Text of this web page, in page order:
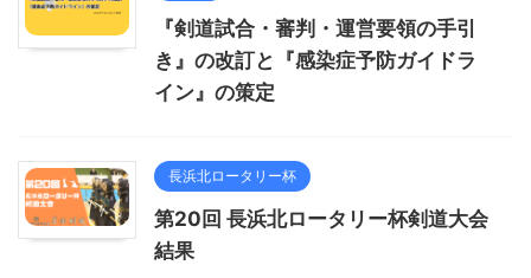
『剣道試合・審判・運営要領の手引
き』の改訂と『感染症予防ガイドラ
イン』の策定
長浜北ロータリー杯
第20回 長浜北ロータリー杯剣道大会
結果